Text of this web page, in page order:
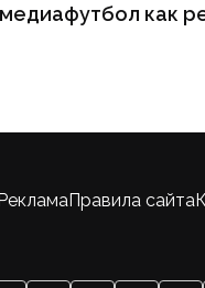
как
Правила сайта